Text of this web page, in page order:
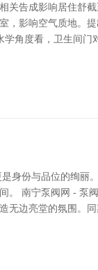
关告成影响居住舒
，影响空气质地。
角度看，卫生间
身份与品位的绚
。 南宁泵阀网 -
边亮堂的氛围。